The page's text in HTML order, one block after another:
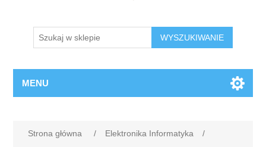
WYSZUKIWANIE
MENU
Strona główna / Elektronika Informatyka
/